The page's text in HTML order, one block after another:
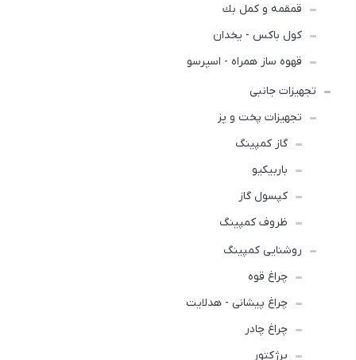
قمقمه و كمل بك
کول باکس - یخدان
قهوه ساز همراه - اسپرسو
تجهیزات جانبی
تجهیزات پخت و پز
گاز کمپینگ
باربیکیو
کپسول گاز
ظروف کمپینگ
روشنایی کمپینگ
چراغ قوه
چراغ پیشانی - هدلایت
چراغ چادر
پرژکتور